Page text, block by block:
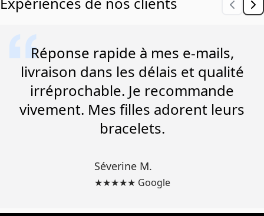
Réponse rapide à mes e-mails,
livraison dans les délais et qualité
irréprochable. Je recommande
vivement. Mes filles adorent leurs
bracelets.
Séverine M.
★★★★★ Google